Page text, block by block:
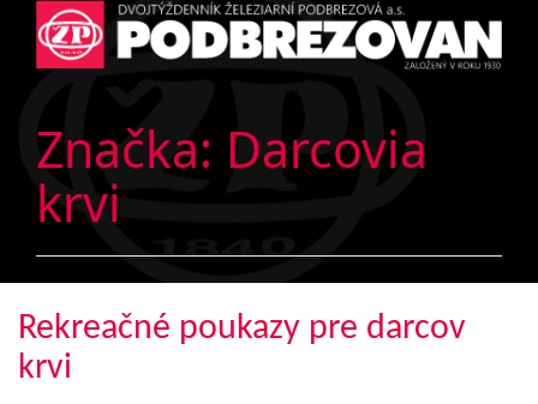
Značka: Darcovia
krvi
Rekreačné poukazy pre darcov
krvi